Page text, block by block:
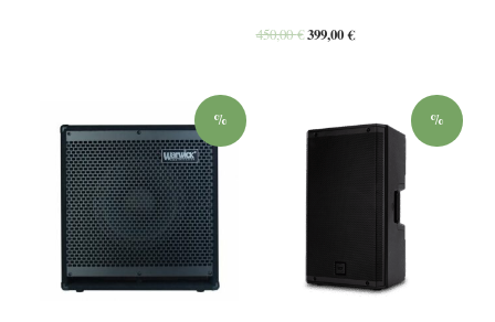
450,00€399,00€
% %